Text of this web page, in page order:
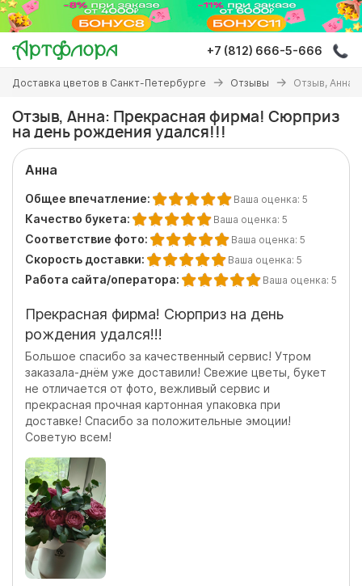
Перейти
основному
содержанию
+7 (812) 666-5-666
Вы
здесь
Доставка цветов в Санкт-Петербурге Отзывы Отзыв, Анна:
Отзыв, Анна: Прекрасная фирма! Сюрприз
на день рождения удался!!!
Анна
Общее впечатление: Ваша оценка: 5
Качество букета: Ваша оценка: 5
Соответствие фото: Ваша оценка: 5
Скорость доставки: Ваша оценка: 5
Работа сайта/оператора: Ваша оценка: 5
Прекрасная фирма! Сюрприз на день
рождения удался!!!
Большое спасибо за качественный сервис! Утром
заказала-днём уже доставили! Свежие цветы, букет
не отличается от фото, вежливый сервис и
прекрасная прочная картонная упаковка при
доставке! Спасибо за положительные эмоции!
Советую всем!